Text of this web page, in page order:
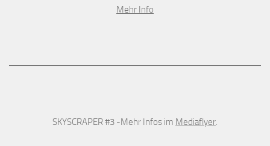
Mehr Info
SKYSCRAPER #3 -Mehr Infos im Mediaflyer.